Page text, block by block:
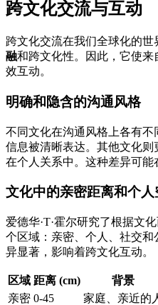
跨文化交流与互动
跨文化交流在我们全球化的
融和跨文化性。因此，它使
效互动。
明确和隐含的沟通风格
不同文化在沟通风格上各有不
信息被清晰表达。其他文化
在个人关系中。这种差异可能
文化中的亲密距离和个人
爱德华·T·霍尔研究了根据文
个区域：亲密、个人、社交
异显著，影响着跨文化互动。
区域 距离 (cm)
背景
亲密 0-45
家庭、亲近的